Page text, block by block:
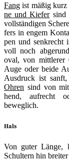
Fang ist mäßig
ne und Kie­fersind
voll­stän­di­gen
fers in engem
pen und
voll noch
oval, von mitt­le­rer
Auge oder bei­de
Aus­druck ist
Ohren sind von
hend, auf­recht
beweglich.
Hals
Von guter Län­ge,
Schul­tern hin